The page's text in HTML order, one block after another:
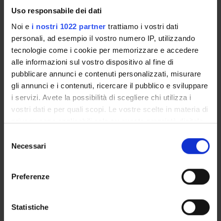
Uso responsabile dei dati
Noi e i nostri 1022 partner trattiamo i vostri dati
personali, ad esempio il vostro numero IP, utilizzando
tecnologie come i cookie per memorizzare e accedere
alle informazioni sul vostro dispositivo al fine di
pubblicare annunci e contenuti personalizzati, misurare
gli annunci e i contenuti, ricercare il pubblico e sviluppare
i servizi. Avete la possibilità di scegliere chi utilizza i
vostri dati e per quali scopi. Le vostre scelte in materia di
privacy sono applicabili solo su questa proprietà digitale
modificare o revocare il proprio consenso in qualsiasi
momento dalla Dichiarazione sui cookie o facendo clic
raccogliere informazioni sulla tua posizione
geografica, con un'approssimazione di qualche
Necessari
Preferenze
Statistiche
elettrofisiologici)
- Conoscere il sistema di mappaggio
- Conoscere e sapersi orientare con il poligrafo per effettuare
le principali misurazioni (AH ,HV)
- Conoscere i sistemi di ablazione
Competenze Non Tecniche:
- accoglienza del paziente ed empowerment dello stesso ai fini
della procedura
- comunicazione chiara, esaustiva ed efficace prima, durante e
in aggiunta agli obiettivi anno precedente
ecocardiografiche secondo protocollo europeo in tandem con